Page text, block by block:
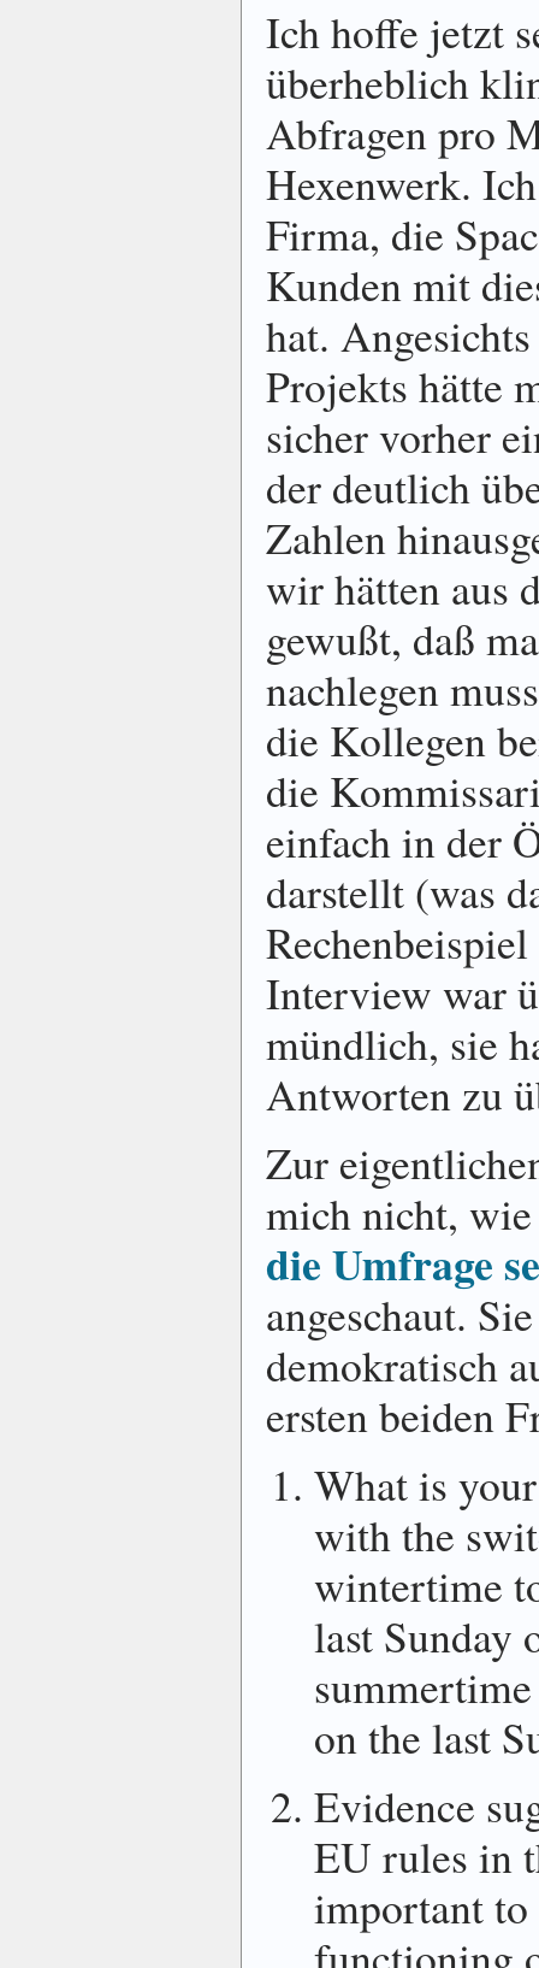
Ich hoffe jetzt
überheblich
Abfragen pro
Hexenwerk.
Firma, die
Kunden mit
hat.
Projekts hätte
sicher vorher
der deutlich
Zahlen
wir hätten aus
gewußt, daß
nachlegen
die Kollegen
die
einfach in der
darstellt (was
Interview war
mündlich, sie
Antworten zu
Zur
mich nicht,
die Umfrage
angeschaut.
demokratisch
ersten beiden
What is
with the
wintertime
last Sunday
on the last
Evidence
EU rules in
important to